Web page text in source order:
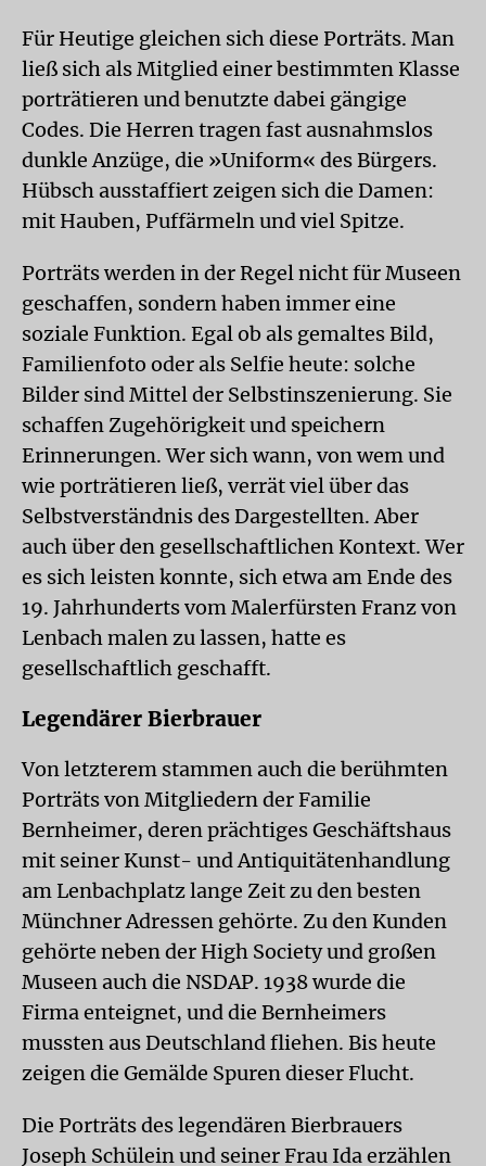
Für Heutige gleichen sich diese Porträts. Man
ließ sich als Mitglied einer bestimmten Klasse
porträtieren und benutzte dabei gängige
Codes. Die Herren tragen fast ausnahmslos
dunkle Anzüge, die »Uniform« des Bürgers.
Hübsch ausstaffiert zeigen sich die Damen:
mit Hauben, Puffärmeln und viel Spitze.
Porträts werden in der Regel nicht für Museen
geschaffen, sondern haben immer eine
soziale Funktion. Egal ob als gemaltes Bild,
Familienfoto oder als Selfie heute: solche
Bilder sind Mittel der Selbstinszenierung. Sie
schaffen Zugehörigkeit und speichern
Erinnerungen. Wer sich wann, von wem und
wie porträtieren ließ, verrät viel über das
Selbstverständnis des Dargestellten. Aber
auch über den gesellschaftlichen Kontext. Wer
es sich leisten konnte, sich etwa am Ende des
19. Jahrhunderts vom Malerfürsten Franz von
Lenbach malen zu lassen, hatte es
gesellschaftlich geschafft.
Legendärer Bierbrauer
Von letzterem stammen auch die berühmten
Porträts von Mitgliedern der Familie
Bernheimer, deren prächtiges Geschäftshaus
mit seiner Kunst- und Antiquitätenhandlung
am Lenbachplatz lange Zeit zu den besten
Münchner Adressen gehörte. Zu den Kunden
gehörte neben der High Society und großen
Museen auch die NSDAP. 1938 wurde die
Firma enteignet, und die Bernheimers
mussten aus Deutschland fliehen. Bis heute
zeigen die Gemälde Spuren dieser Flucht.
Die Porträts des legendären Bierbrauers
Joseph Schülein und seiner Frau Ida erzählen